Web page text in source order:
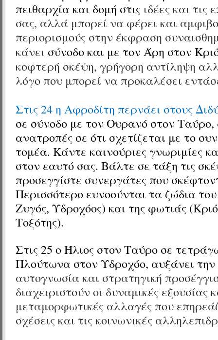
πειθαρχία και δομή στις ιδέες και τις
σας, αλλά μπορεί να φέρει και
περιορισμούς στην έκφραση
κάνει σύνοδο και με τον Άρη στον
κοφτερή σκέψη, γρήγορη αντίληψη
λόγο που μπορεί να προκαλέσει
Στις 24 η Αφροδίτη περνάει στους
σε σύνοδο με τον Ουρανό στον Ταύρο,
ανατροπές σε ότι σχετίζεται με το
τομέα. Κάντε καινούριες γνωριμίες
στον εαυτό σας. Βάλτε σε τάξη τις
προσεγγίστε συνεργάτες που
Περισσότερο ευνοούνται τα ζώδια
Ζυγός, Υδροχόος) και της φωτιάς
Τοξότης).
Στις 25 ο Ήλιος στον Ταύρο σε
Πλούτωνα στον Υδροχόο, αυξάνει την
αυτογνωσία και στρατηγική
διαχειριστούν οι δυναμικές εξουσίας
μεταμορφωτικές αλλαγές που
σχέσεις και τις κοινωνικές